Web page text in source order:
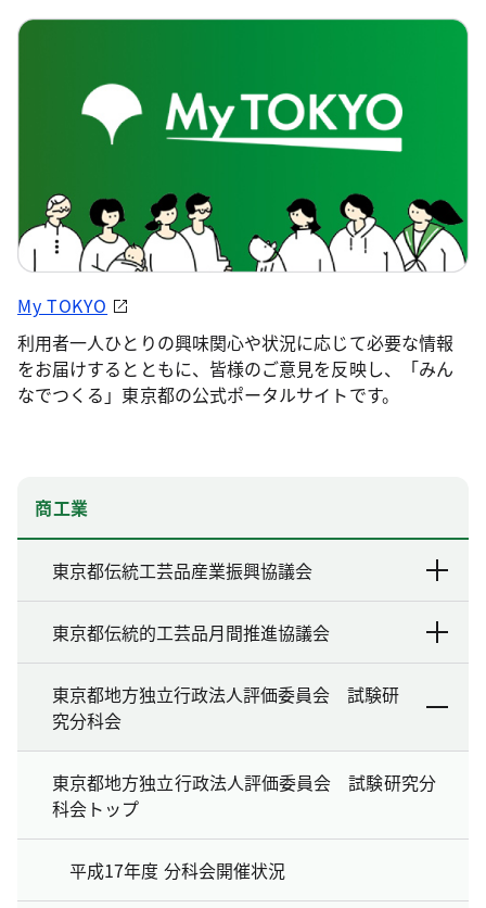
My TOKYO
利用者一人ひとりの興味関心や状況に応じて必要な情報
をお届けするとともに、皆様のご意見を反映し、「みん
なでつくる」東京都の公式ポータルサイトです。
商工業
東京都伝統工芸品産業振興協議会
東京都伝統的工芸品月間推進協議会
東京都地方独立行政法人評価委員会 試験研
究分科会
東京都地方独立行政法人評価委員会 試験研究分
科会トップ
平成17年度 分科会開催状況